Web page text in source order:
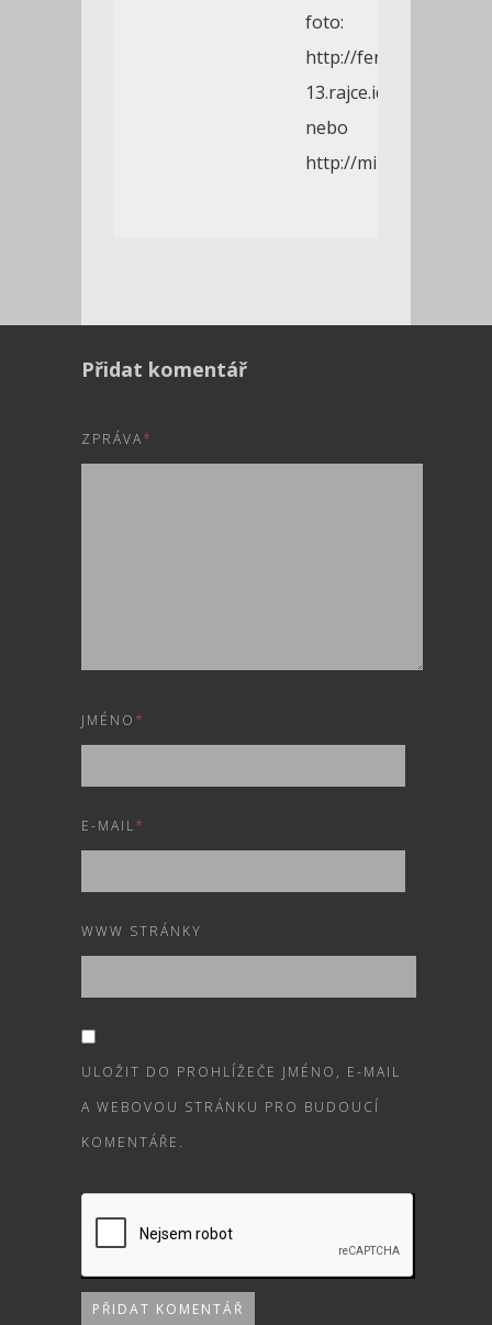
foto:
http://ferda-
13.rajce.idnes.cz
nebo
http://
Přidat komentář
ZPRÁVA*
JMÉNO *
E-MAIL*
WWW STRÁNKY
ULOŽIT DO PROHLÍŽEČE JMÉNO, E-MAIL
A WEBOVOU STRÁNKU PRO BUDOUCÍ
KOMENTÁŘE.